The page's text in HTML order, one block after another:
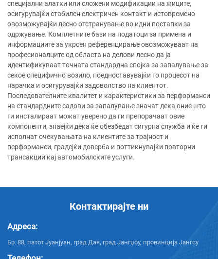
специјални алатки или сложени модификации на жиците,
осигурувајќи стабилен електричен контакт и истовремено
овозможувајќи лесно отстранување во идни постапки за
одржување. Комплетните бази на податоци за примена и
информациите за укрсен референцирање овозможуваат на
професионалците од областа на делови лесно да ја
идентификуваат точната стандардна спојка за запалување за
секое специфично возило, поедноставувајќи го процесот на
нарачка и осигурувајќи задоволство на клиентот.
Последователните квалитет и карактеристики за перформанси
на стандардните садови за запалување значат дека оние што
ги инсталираат можат уверено да ги препорачаат овие
компоненти, знаејќи дека ќе обезбедат сигурна служба и ќе ги
исполнат очекувањата на клиентите за трајност и
перформанси, градејќи доверба и поттикнувајќи повторни
трансакции кај автомобилските услуги.
Контактирајте ни
Адреса:
Бр. 88, патот Јуанјуан, град Дая, град Јангџоу, провинција Јангсу